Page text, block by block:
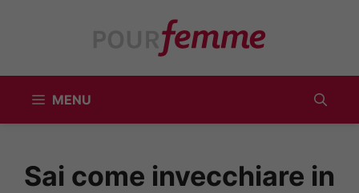
MENU
Sai come invecchiare in